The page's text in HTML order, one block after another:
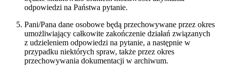
odpowiedzi na Państwa pytanie.
Pani/Pana dane osobowe będą przechowywane przez okres
umożliwiający całkowite zakończenie działań związanych
z udzieleniem odpowiedzi na pytanie, a następnie w
przypadku niektórych spraw, także przez okres
przechowywania dokumentacji w archiwum.